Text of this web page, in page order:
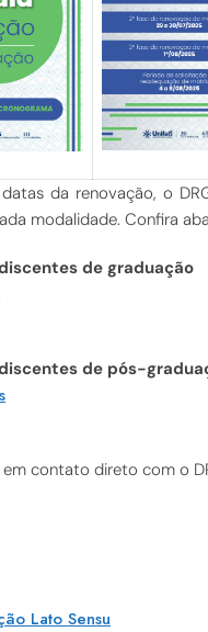
da renovação, o
modalidade. Confira
de graduação
de pós-
contato direto com o
Lato Sensu